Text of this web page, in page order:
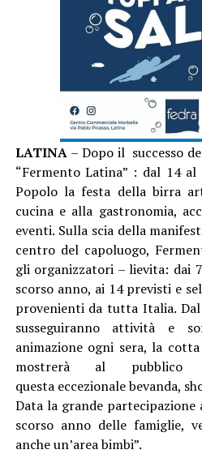
LATINA– Dopo il successo
“Fermento Latina” : dal 14
Popolo la festa della birra
cucina e alla gastronomia,
eventi. Sulla scia della
centro del capoluogo,
gli organizzatori – lievita: dai
scorso anno, ai 14 previsti e
provenienti da tutta Italia.
susseguiranno attività e
animazione ogni sera, la
mostrerà al
questa eccezionale bevanda,
Data la grande
scorso anno delle famiglie,
anche un’area bimbi”.